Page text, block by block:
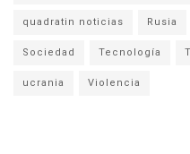
quadratin noticias Rusia
Sociedad Tecnología
ucrania Violencia